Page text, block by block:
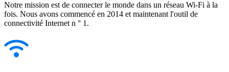
Notre mission est de connecter le monde dans un réseau Wi-Fi à la
fois. Nous avons commencé en 2014 et maintenant l'outil de
connectivité Internet n ° 1.